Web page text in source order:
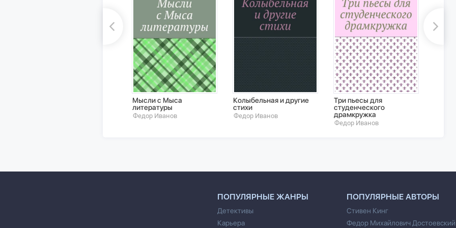
Мысли с Мыса
литературы
Федор Иванов
Колыбельная и другие
стихи
Федор Иванов
Три пьесы для
студенческого
драмкружка
Федор Иванов
ПОПУЛЯРНЫЕ ЖАНРЫ
Детективы
Карьера
ПОПУЛЯРНЫЕ АВТОРЫ
Стивен Кинг
Федор Михайлович Достоевский